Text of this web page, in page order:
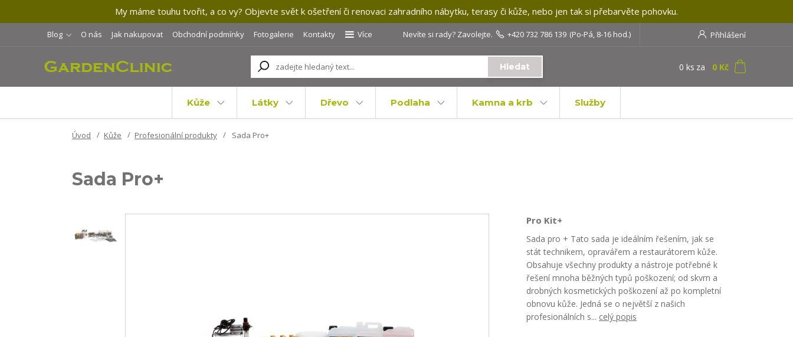
My máme touhu tvořit, a co vy? Objevte svět k ošetření či renovaci zahradního nábytku, terasy či kůže, nebo jen tak si přebarvěte pohovku.
Blog O nás Jak nakupovat Obchodní podmínky Fotogalerie Kontakty Více Přihlášení
Hledat
Nevíte si rady? Zavolejte. +420 732 786 139 (Po-Pá, 8-16 hod.)
0 ks za 0 Kč
Kůže Látky Dřevo Podlaha Kamna a krb Služby
Úvod Kůže Profesionální produkty Sada Pro+
Sada Pro+
Pro Kit+
Sada pro + Tato sada je ideálním řešením, jak se
stát technikem, opravářem a restaurátorem kůže.
Obsahuje všechny produkty a nástroje potřebné k
řešení mnoha běžných typů poškození; od skvrn a
drobných kosmetických poškození až po kompletní
obnovu kůže. Jedná se o největší z našich
profesionálních s... celý popis